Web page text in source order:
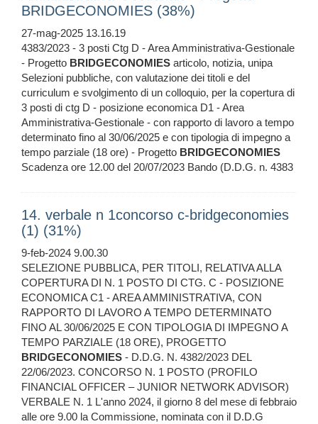
BRIDGECONOMIES (38%)
27-mag-2025 13.16.19
4383/2023 - 3 posti Ctg D - Area Amministrativa-Gestionale
- Progetto BRIDGECONOMIES articolo, notizia, unipa
Selezioni pubbliche, con valutazione dei titoli e del
curriculum e svolgimento di un colloquio, per la copertura di
3 posti di ctg D - posizione economica D1 - Area
Amministrativa-Gestionale - con rapporto di lavoro a tempo
determinato fino al 30/06/2025 e con tipologia di impegno a
tempo parziale (18 ore) - Progetto BRIDGECONOMIES
Scadenza ore 12.00 del 20/07/2023 Bando (D.D.G. n. 4383
14. verbale n 1concorso c-bridgeconomies
(1) (31%)
9-feb-2024 9.00.30
SELEZIONE PUBBLICA, PER TITOLI, RELATIVA ALLA
COPERTURA DI N. 1 POSTO DI CTG. C - POSIZIONE
ECONOMICA C1 - AREA AMMINISTRATIVA, CON
RAPPORTO DI LAVORO A TEMPO DETERMINATO
FINO AL 30/06/2025 E CON TIPOLOGIA DI IMPEGNO A
TEMPO PARZIALE (18 ORE), PROGETTO
BRIDGECONOMIES - D.D.G. N. 4382/2023 DEL
22/06/2023. CONCORSO N. 1 POSTO (PROFILO
FINANCIAL OFFICER – JUNIOR NETWORK ADVISOR)
VERBALE N. 1 L'anno 2024, il giorno 8 del mese di febbraio
alle ore 9.00 la Commissione, nominata con il D.D.G